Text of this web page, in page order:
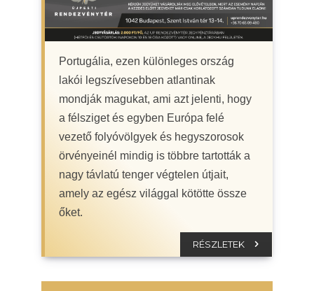
Portugália, ezen különleges ország
lakói legszívesebben atlantinak
mondják magukat, ami azt jelenti, hogy
a félsziget és egyben Európa felé
vezető folyóvölgyek és hegyszorosok
örvényeinél mindig is többre tartották a
nagy távlatú tenger végtelen útjait,
amely az egész világgal kötötte össze
őket.
RÉSZLETEK